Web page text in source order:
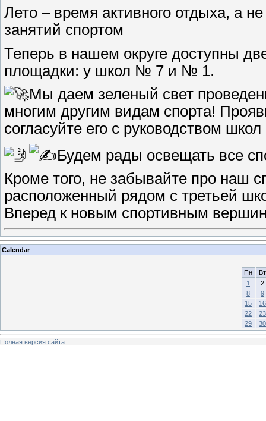
Лето – время активного отдыха, а
занятий спортом
Теперь в нашем округе доступны
площадки: у школ № 7 и № 1.
Мы даем зеленый свет
многим другим видам спорта!
согласуйте его с руководством
Будем рады освещать все
Кроме того, не забывайте про наш
расположенный рядом с третьей
Вперед к новым спортивным
Calendar
Пн
Вт
1
2
8
9
15
16
22
23
29
30
Полная версия сайта